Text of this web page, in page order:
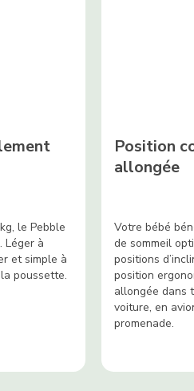
le Pebble
Léger à
et simple à
poussette.
Position
allongée
Votre bébé
de sommeil
positions
position
allongée dans
voiture, en
promenade.